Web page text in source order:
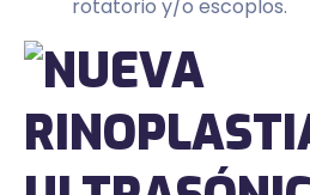
rotatorio y/o escoplos.